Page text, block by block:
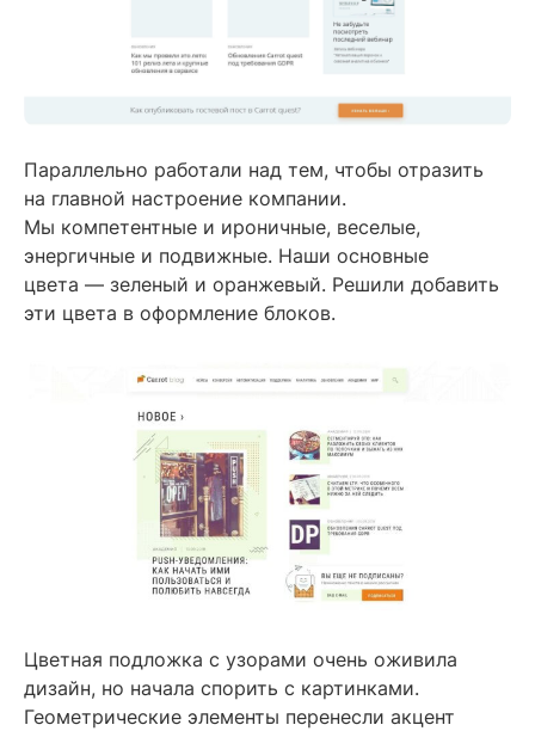
Параллельно работали над тем, чтобы отразить
на главной настроение компании.
Мы компетентные и ироничные, веселые,
энергичные и подвижные. Наши основные
цвета — зеленый и оранжевый. Решили добавить
эти цвета в оформление блоков.
Цветная подложка с узорами очень оживила
дизайн, но начала спорить с картинками.
Геометрические элементы перенесли акцент